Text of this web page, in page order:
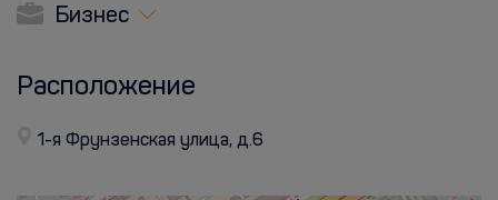
Бизнес
Расположение
1-я Фрунзенская улица, д.6